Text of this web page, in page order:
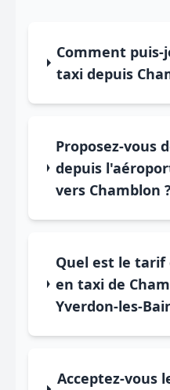
Comment
taxi depuis
Proposez-vous
depuis
vers Chamblon ?
Quel est le tarif
en taxi de
Yverdon-les-
Acceptez-vous